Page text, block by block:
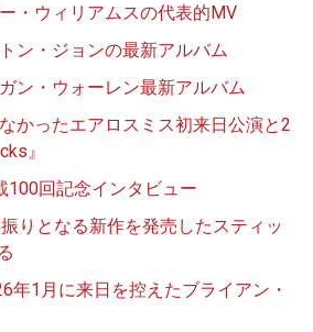
・ウィリアムスの代表的MV
ン・ジョンの最新アルバム
ン・ウォーレン最新アルバム
かったエアロスミス初来日公演と2
』
100回記念インタビュー
りとなる新作を発売したスティッ
年1月に来日を控えたブライアン・